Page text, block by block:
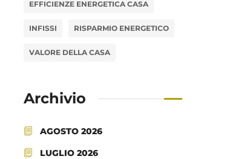
EFFICIENZE ENERGETICA CASA
INFISSI RISPARMIO ENERGETICO
VALORE DELLA CASA
Archivio
AGOSTO 2026
LUGLIO 2026